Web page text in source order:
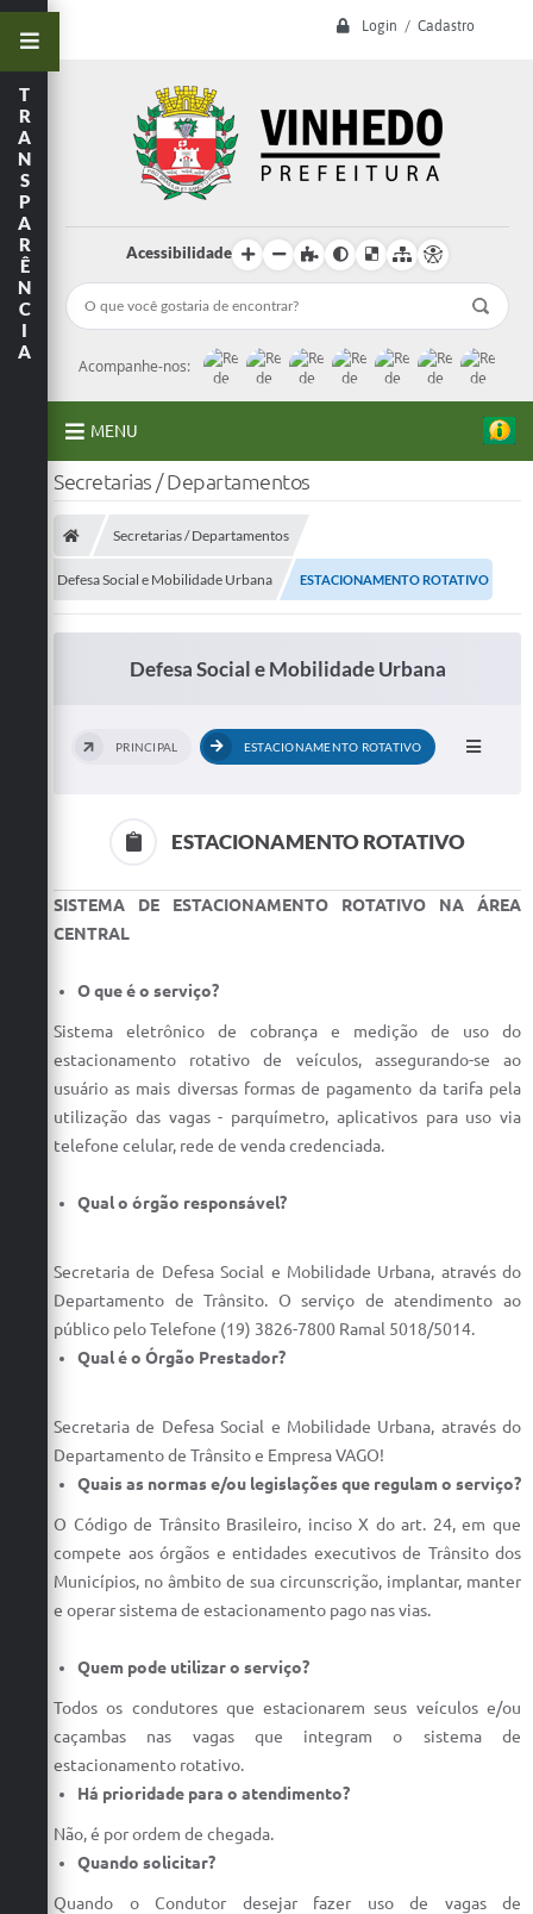
Login / Cadastro
Acessibilidade
Acompanhe-nos:
MENU
A Prefeitura
Secretarias
Telefones
Licitações
Concursos e Processos Seletivos
Tributos Online
Transporte Coletivo Municipal (Horários e
Normas e Legislação
Diário Oficial
Defesa Civil
Convênios Terceiro Setor
Sistema de Protocolo
Fala.BR
Listagem dos CEPs de Vinhedo
Associação dos Servidores Públicos Municipais de
Audiências Públicas
Carta de Serviços
Arquivos para Download
Galeria de Vídeos
Contas Públicas
Legislação
Links Úteis
Serviços Online
T
R
A
N
S
P
A
R
Ê
N
C
I
A
Secretarias / Departamentos
Secretarias / Departamentos
Defesa Social e Mobilidade Urbana ESTACIONAMENTO ROTATIVO
Defesa Social e Mobilidade Urbana
PRINCIPAL ESTACIONAMENTO ROTATIVO
ESTACIONAMENTO ROTATIVO
SISTEMA DE ESTACIONAMENTO ROTATIVO NA ÁREA
CENTRAL
O que é o serviço?
Sistema eletrônico de cobrança e medição de uso do
estacionamento rotativo de veículos, assegurando-se ao
usuário as mais diversas formas de pagamento da tarifa pela
utilização das vagas - parquímetro, aplicativos para uso via
telefone celular, rede de venda credenciada.
Qual o órgão responsável?
Secretaria de Defesa Social e Mobilidade Urbana, através do
Departamento de Trânsito. O serviço de atendimento ao
público pelo Telefone (19) 3826-7800 Ramal 5018/5014.
Qual é o Órgão Prestador?
Secretaria de Defesa Social e Mobilidade Urbana, através do
Departamento de Trânsito e Empresa VAGO!
Quais as normas e/ou legislações que regulam o serviço?
O Código de Trânsito Brasileiro, inciso X do art. 24, em que
compete aos órgãos e entidades executivos de Trânsito dos
Municípios, no âmbito de sua circunscrição, implantar, manter
e operar sistema de estacionamento pago nas vias.
Quem pode utilizar o serviço?
Todos os condutores que estacionarem seus veículos e/ou
caçambas nas vagas que integram o sistema de
estacionamento rotativo.
Há prioridade para o atendimento?
Não, é por ordem de chegada.
Quando solicitar?
Quando o Condutor desejar fazer uso de vagas de